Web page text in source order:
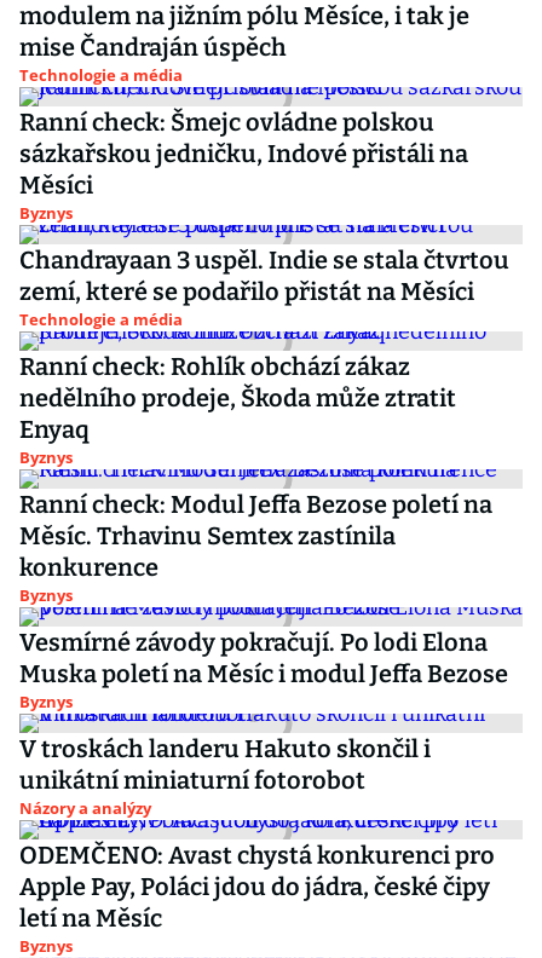
modulem na jižním pólu Měsíce, i tak je
mise Čandraján úspěch
Technologie a média
Ranní check: Šmejc ovládne polskou
sázkařskou jedničku, Indové přistáli na
Měsíci
Byznys
Chandrayaan 3 uspěl. Indie se stala čtvrtou
zemí, které se podařilo přistát na Měsíci
Technologie a média
Ranní check: Rohlík obchází zákaz
nedělního prodeje, Škoda může ztratit
Enyaq
Byznys
Ranní check: Modul Jeffa Bezose poletí na
Měsíc. Trhavinu Semtex zastínila
konkurence
Byznys
Vesmírné závody pokračují. Po lodi Elona
Muska poletí na Měsíc i modul Jeffa Bezose
Byznys
V troskách landeru Hakuto skončil i
unikátní miniaturní fotorobot
Názory a analýzy
ODEMČENO: Avast chystá konkurenci pro
Apple Pay, Poláci jdou do jádra, české čipy
letí na Měsíc
Byznys